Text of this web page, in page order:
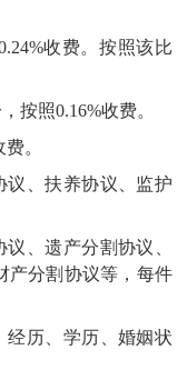
收费。按照该比
按照0.16%收费。
。
议、扶养协议、监护
、遗产分割协议、
产分割协议等，每件
经历、学历、婚姻状